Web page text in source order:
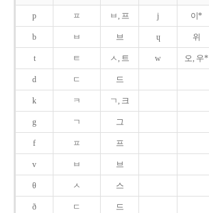
p ㅍ ㅂ, 프 j 이*
b ㅂ 브 ɥ 위
t ㅌ ㅅ, 트 w 오, 우*
d ㄷ 드
k ㅋ ㄱ, 크
g ㄱ 그
f ㅍ 프
v ㅂ 브
θ ㅅ 스
ð ㄷ 드